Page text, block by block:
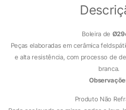
Boleira de
Peças elaboradas em cerâmica
e alta resistência, com processo de
branca.
Produto Não